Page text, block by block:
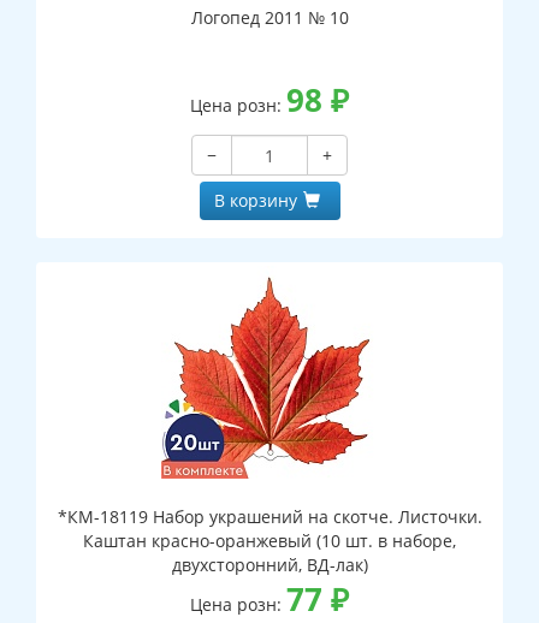
Логопед 2011 № 10
Цена розн: 98 ₽
−
+
В корзину
*КМ-18119 Набор украшений на скотче. Листочки.
Каштан красно-оранжевый (10 шт. в наборе,
двухсторонний, ВД-лак)
Цена розн: 77 ₽